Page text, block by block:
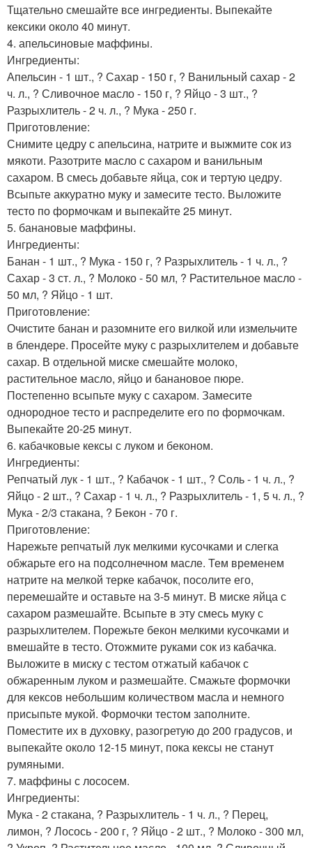
Тщательно смешайте все ингредиенты. Выпекайте
кексики около 40 минут.
4. апельсиновые маффины.
Ингредиенты:
Апельсин - 1 шт., ? Сахар - 150 г, ? Ванильный сахар - 2
ч. л., ? Сливочное масло - 150 г, ? Яйцо - 3 шт., ?
Разрыхлитель - 2 ч. л., ? Мука - 250 г.
Приготовление:
Снимите цедру с апельсина, натрите и выжмите сок из
мякоти. Разотрите масло с сахаром и ванильным
сахаром. В смесь добавьте яйца, сок и тертую цедру.
Всыпьте аккуратно муку и замесите тесто. Выложите
тесто по формочкам и выпекайте 25 минут.
5. банановые маффины.
Ингредиенты:
Банан - 1 шт., ? Мука - 150 г, ? Разрыхлитель - 1 ч. л., ?
Сахар - 3 ст. л., ? Молоко - 50 мл, ? Растительное масло -
50 мл, ? Яйцо - 1 шт.
Приготовление:
Очистите банан и разомните его вилкой или измельчите
в блендере. Просейте муку с разрыхлителем и добавьте
сахар. В отдельной миске смешайте молоко,
растительное масло, яйцо и банановое пюре.
Постепенно всыпьте муку с сахаром. Замесите
однородное тесто и распределите его по формочкам.
Выпекайте 20-25 минут.
6. кабачковые кексы с луком и беконом.
Ингредиенты:
Репчатый лук - 1 шт., ? Кабачок - 1 шт., ? Соль - 1 ч. л., ?
Яйцо - 2 шт., ? Сахар - 1 ч. л., ? Разрыхлитель - 1, 5 ч. л., ?
Мука - 2/3 стакана, ? Бекон - 70 г.
Приготовление:
Нарежьте репчатый лук мелкими кусочками и слегка
обжарьте его на подсолнечном масле. Тем временем
натрите на мелкой терке кабачок, посолите его,
перемешайте и оставьте на 3-5 минут. В миске яйца с
сахаром размешайте. Всыпьте в эту смесь муку с
разрыхлителем. Порежьте бекон мелкими кусочками и
вмешайте в тесто. Отожмите руками сок из кабачка.
Выложите в миску с тестом отжатый кабачок с
обжаренным луком и размешайте. Смажьте формочки
для кексов небольшим количеством масла и немного
присыпьте мукой. Формочки тестом заполните.
Поместите их в духовку, разогретую до 200 градусов, и
выпекайте около 12-15 минут, пока кексы не станут
румяными.
7. маффины с лососем.
Ингредиенты:
Мука - 2 стакана, ? Разрыхлитель - 1 ч. л., ? Перец,
лимон, ? Лосось - 200 г, ? Яйцо - 2 шт., ? Молоко - 300 мл,